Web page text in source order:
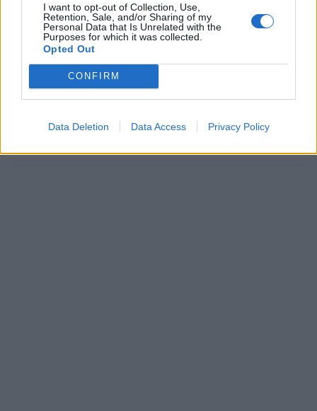
I want to opt-out of Collection, Use,
Retention, Sale, and/or Sharing of my
Personal Data that Is Unrelated with the
Purposes for which it was collected.
Opted Out
CONFIRM
Data Deletion Data Access Privacy Policy
«Στα 8211 αυτοκίνητα
Διάφορα
Ελλάδα
θα
μπουν
πλοία, Ποια στην τι το φέτος
Ακολουθήστε μας